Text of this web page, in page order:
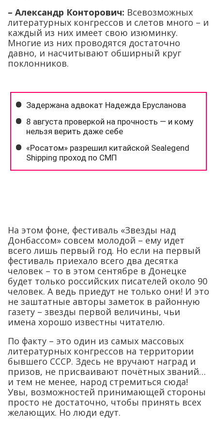
– Александр Конторович: Всевозможных
литературных конгрессов и слетов много – и
каждый из них имеет свою изюминку.
Многие из них проводятся достаточно
давно, и насчитывают обширный круг
поклонников.
На этом фоне, фестиваль «Звезды над
Донбассом» совсем молодой – ему идет
всего лишь первый год. Но если на первый
фестиваль приехало всего два десятка
человек – то в этом сентябре в Донецке
будет только российских писателей около 90
человек. А ведь приедут не только они! И это
не заштатные авторы заметок в районную
газету – звезды первой величины, чьи
имена хорошо известны читателю.
По факту – это один из самых массовых
литературных конгрессов на территории
бывшего СССР. Здесь не вручают наград и
призов, не присваивают почётных званий…
и тем не менее, народ стремиться сюда!
Увы, возможностей принимающей стороны
просто не достаточно, чтобы принять всех
желающих. Но люди едут.